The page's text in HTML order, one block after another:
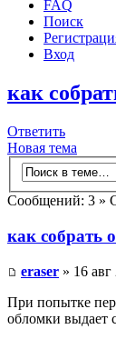
FAQ
Поиск
Вход
как
Ответить
Новая тема
Сообщений: 3 »
как собрать
eraser » 16
При попытке
обломки выдает